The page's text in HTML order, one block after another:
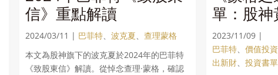
信》重點解讀
2024/03/11 | 巴菲特、波克夏、查理蒙格
本文為股神旗下的波克夏於2024年的巴菲特
《致股東信》解讀。從悼念查理·蒙格，確認
單：股神
資、對人
真知灼見
2023/11/09 |
巴菲特、價值投資
出新財、投資書單